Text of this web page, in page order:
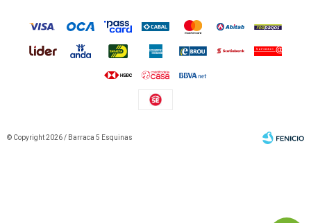
© Copyright 2026 / Barraca 5 Esquinas